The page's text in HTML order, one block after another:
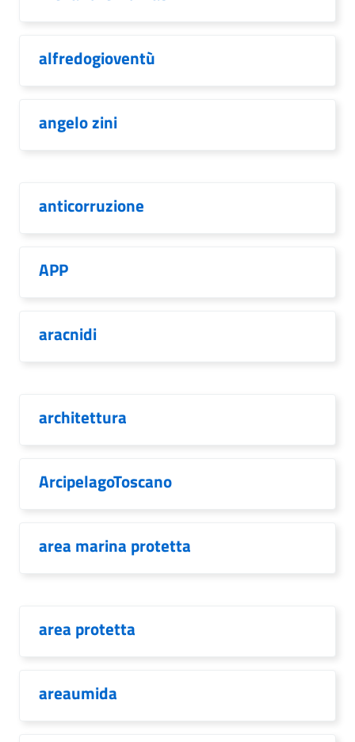
alfredogioventù
angelo zini
anticorruzione
APP
aracnidi
architettura
ArcipelagoToscano
area marina protetta
area protetta
areaumida